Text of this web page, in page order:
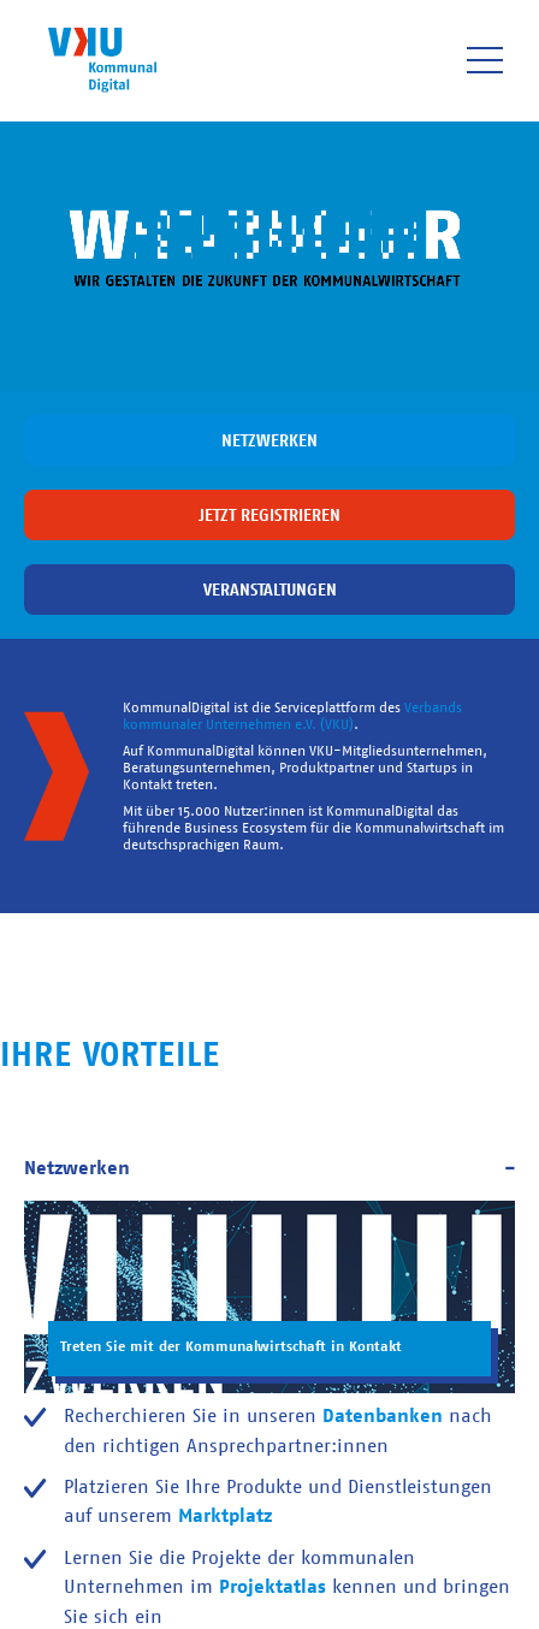
NETZWERKEN
JETZT REGISTRIEREN
VERANSTALTUNGEN
KommunalDigital ist die Serviceplattform des Verbands
kommunaler Unternehmen e.V. (VKU).
Auf KommunalDigital können VKU-Mitgliedsunternehmen,
Beratungsunternehmen, Produktpartner und Startups in
Kontakt treten.
Mit über 15.000 Nutzer:innen ist KommunalDigital das
führende Business Ecosystem für die Kommunalwirtschaft im
deutschsprachigen Raum.
IHRE VORTEILE
Treten Sie mit der Kommunalwirtschaft in Kontakt
Recherchieren Sie in unseren Datenbanken nach
den richtigen Ansprechpartner:innen
Platzieren Sie Ihre Produkte und Dienstleistungen
auf unserem Marktplatz
Lernen Sie die Projekte der kommunalen
Unternehmen im Projektatlas kennen und bringen
Sie sich ein